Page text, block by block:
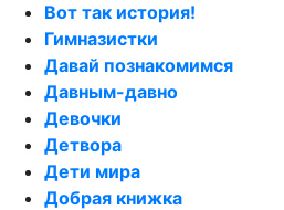
Вот так история!
Гимназистки
Давай познакомимся
Давным-давно
Девочки
Детвора
Дети мира
Добрая книжка